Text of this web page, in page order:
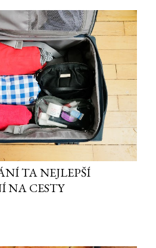
TA NEJLEPŠÍ
NA CESTY